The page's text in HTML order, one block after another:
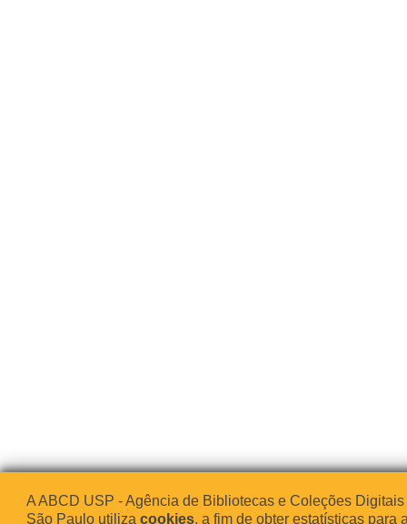
A ABCD USP - Agência de Bibliotecas e Coleções
São Paulo utiliza cookies, a fim de obter estatísticas para